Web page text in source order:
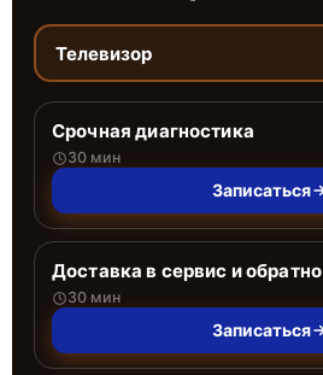
Телевизор
Срочная диагностика
30 мин
Записаться
Доставка в сервис и обратно
30 мин
Записаться